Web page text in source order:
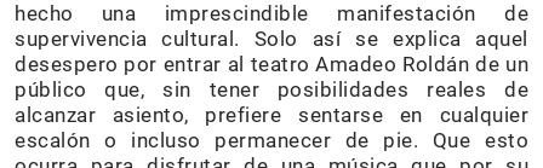
hecho una imprescindible manifestación de
supervivencia cultural. Solo así se explica aquel
desespero por entrar al teatro Amadeo Roldán de un
público que, sin tener posibilidades reales de
alcanzar asiento, prefiere sentarse en cualquier
escalón o incluso permanecer de pie. Que esto